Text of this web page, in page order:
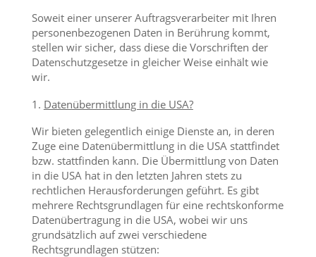
Soweit einer unserer Auftragsverarbeiter mit Ihren
personenbezogenen Daten in Berührung kommt,
stellen wir sicher, dass diese die Vorschriften der
Datenschutzgesetze in gleicher Weise einhält wie
wir.
Datenübermittlung in die USA?
Wir bieten gelegentlich einige Dienste an, in deren
Zuge eine Datenübermittlung in die USA stattfindet
bzw. stattfinden kann. Die Übermittlung von Daten
in die USA hat in den letzten Jahren stets zu
rechtlichen Herausforderungen geführt. Es gibt
mehrere Rechtsgrundlagen für eine rechtskonforme
Datenübertragung in die USA, wobei wir uns
grundsätzlich auf zwei verschiedene
Rechtsgrundlagen stützen: